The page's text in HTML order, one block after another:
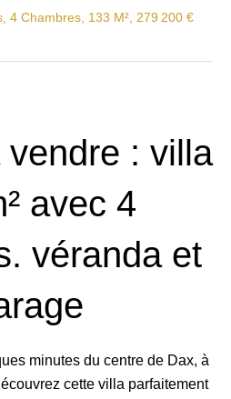
4 Chambres, 133 M², 279 200 €
vendre : villa
avec 4
véranda et
minutes du centre de Dax, à
cette villa parfaitement